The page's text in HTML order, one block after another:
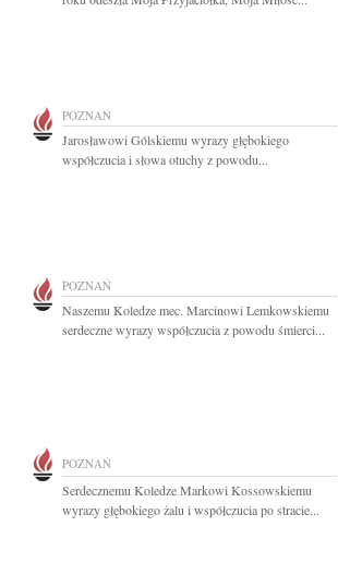
POZNAŃ
Jarosławowi Gólskiemu wyrazy głębokiego
współczucia i słowa otuchy z powodu...
POZNAŃ
Naszemu Koledze mec. Marcinowi Lemkowskiemu
serdeczne wyrazy współczucia z powodu śmierci...
POZNAŃ
Serdecznemu Koledze Markowi Kossowskiemu
wyrazy głębokiego żalu i współczucia po stracie...